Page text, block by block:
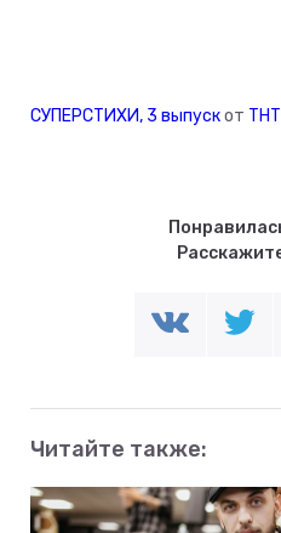
СУПЕРСТИХИ, 3 выпускот ТНТ
Читайте также: